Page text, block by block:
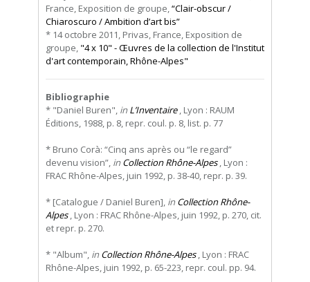
France, Exposition de groupe,“Clair-obscur /
Chiaroscuro / Ambition d’art bis”
* 14 octobre 2011, Privas, France, Exposition de
groupe, "4 x 10" - Œuvres de la collection de l'Institut
d'art contemporain, Rhône-Alpes"
Bibliographie
* "Daniel Buren", in L’Inventaire, Lyon : RAUM
Éditions, 1988, p. 8, repr. coul. p. 8, list. p. 77
* Bruno Corà: “Cinq ans après ou “le regard”
devenu vision”, in Collection Rhône-Alpes, Lyon :
FRAC Rhône-Alpes, juin 1992, p. 38-40, repr. p. 39.
* [Catalogue / Daniel Buren], in Collection Rhône-
Alpes, Lyon : FRAC Rhône-Alpes, juin 1992, p. 270, cit.
et repr. p. 270.
* "Album", in Collection Rhône-Alpes, Lyon : FRAC
Rhône-Alpes, juin 1992, p. 65-223, repr. coul. pp. 94.